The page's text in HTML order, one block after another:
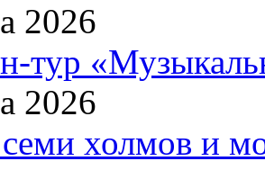
2026
тур
2026
холмов и